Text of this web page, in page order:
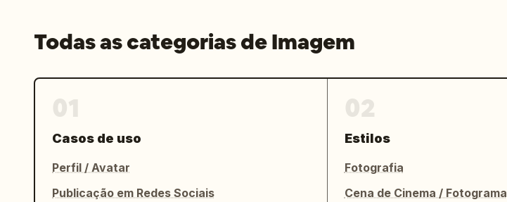
Todas as categorias de Imagem
Casos de uso
Perfil / Avatar
Publicação em Redes Sociais
Estilos
Fotografia
Cena de Cinema / Fotograma